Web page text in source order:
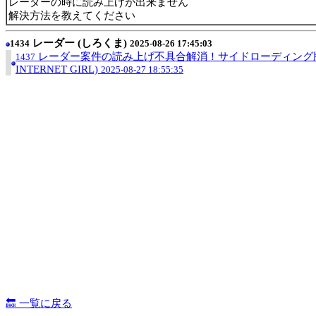
解決方法を教えてください
1434 レーダー (しろくま) 2025-08-26 17:45:03
1437 レーダー案件の読み上げ不具合解消！サイドローディン
INTERNET GIRL) 2025-08-27 18:55:35
🔙 一覧に戻る